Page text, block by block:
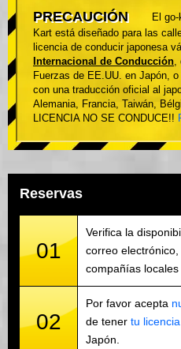
PRECAUCIÓN
El
Kart está diseñado para las
licencia de conducir japonesa
Internacional de Conducción,
Fuerzas de EE.UU. en Japón,
con una traducción oficial al
Alemania, Francia, Taiwán,
LICENCIA NO SE CONDUCE!!
Reservas
01
Verifica la
correo
compañías locales
02
Por favor acepta
de tener tu
Japón.